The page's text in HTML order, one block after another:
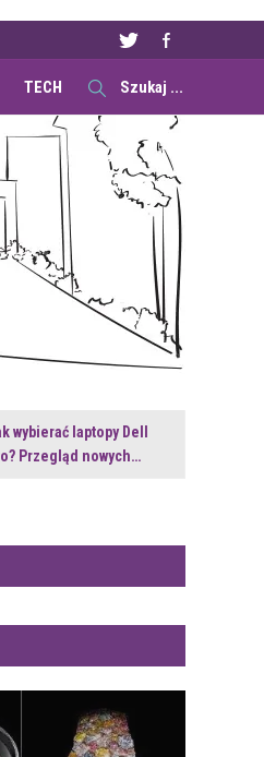
TECH
wybierać laptopy Dell
Przegląd nowych…